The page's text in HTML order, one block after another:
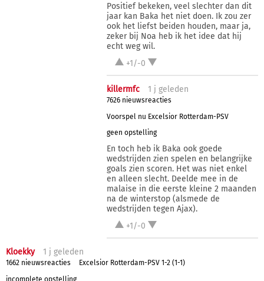
Positief bekeken, veel slechter dan dit
jaar kan Baka het niet doen. Ik zou zer
ook het liefst beiden houden, maar ja,
zeker bij Noa heb ik het idee dat hij
echt weg wil.
+1/-0
killermfc 1 j geleden
7626 nieuwsreacties
Voorspel nu Excelsior Rotterdam-PSV
geen opstelling
En toch heb ik Baka ook goede
wedstrijden zien spelen en belangrijke
goals zien scoren. Het was niet enkel
en alleen slecht. Deelde mee in de
malaise in die eerste kleine 2 maanden
na de winterstop (alsmede de
wedstrijden tegen Ajax).
+1/-0
Kloekky 1 j geleden
1662 nieuwsreacties
Excelsior Rotterdam-PSV 1-2 (1-1)
incomplete opstelling